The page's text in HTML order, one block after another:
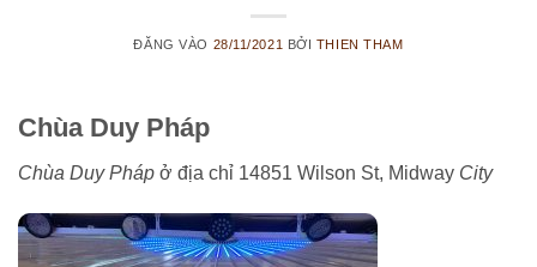
ĐĂNG VÀO 28/11/2021 BỞI THIEN THAM
Chùa Duy Pháp
Chùa Duy Pháp ở địa chỉ 14851 Wilson St, Midway City